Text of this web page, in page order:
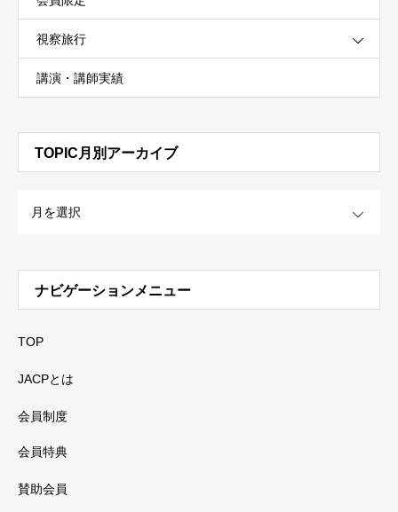
視察旅行
講演・講師実績
TOPIC月別アーカイブ
ナビゲーションメニュー
TOP
JACPとは
会員制度
会員特典
賛助会員